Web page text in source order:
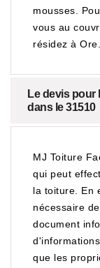
mousses.
vous au
résidez à Ore.
Le devis pour
dans le 31510
MJ Toiture
qui peut
la toiture. En
nécessaire
document
que les